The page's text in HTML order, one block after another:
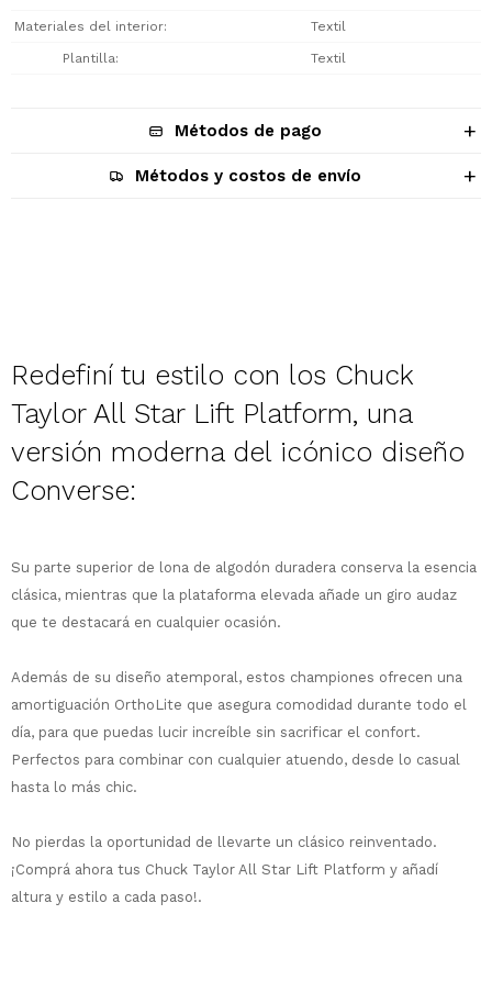
Materiales del interior Textil
Plantilla Textil
Métodos de pago
Métodos y costos de envío
Redefiní tu estilo con los Chuck
Taylor All Star Lift Platform, una
versión moderna del icónico diseño
Converse:
Su parte superior de lona de algodón duradera conserva la esencia
clásica, mientras que la plataforma elevada añade un giro audaz
que te destacará en cualquier ocasión.
Además de su diseño atemporal, estos championes ofrecen una
amortiguación OrthoLite que asegura comodidad durante todo el
día, para que puedas lucir increíble sin sacrificar el confort.
Perfectos para combinar con cualquier atuendo, desde lo casual
hasta lo más chic.
No pierdas la oportunidad de llevarte un clásico reinventado.
¡Comprá ahora tus Chuck Taylor All Star Lift Platform y añadí
altura y estilo a cada paso!.
Comprá ahora y Pagá
cuotas y sin tocar tu
tarjeta de crédito
¡Sumate a la forma más ágil de
en 12 cuotas * ¡Solo con tu cédula!
* sujeto aprobación crediticia.
Verifica si estás calificado para comprar
Cédula de identidad
Celular
Fecha de nacimiento
Después.
¡Tenés hasta
para comprar en las cuotas
que prefieras!
Elegí tus productos preferidos
Elegís Pago Después como metodo de pago
disponible puede variar por comercio
Ups!
Parece que no tenes oferta, lamentamos
el inconveniente, por cualquier duda
contactanos en
preguntas@pagodespues.com.uy
¡Algo salió mal!
Por favor intenta nuevamente mas tarde.